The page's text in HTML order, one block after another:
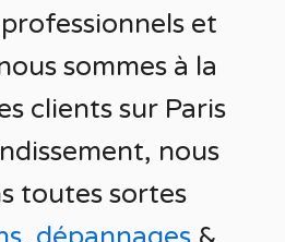
professionnels et
sommes à la
clients sur Paris
, nous
toutes sortes